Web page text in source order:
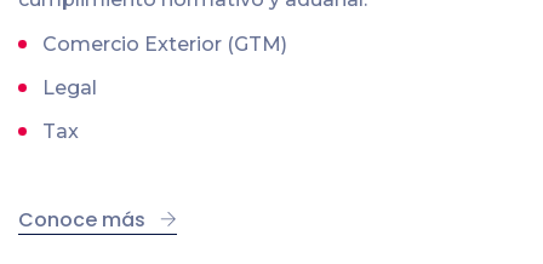
Comercio Exterior (GTM)
Legal
Tax
Conoce más